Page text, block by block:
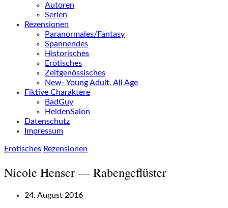
Autoren
Serien
Rezensionen
Paranormales/Fantasy
Spannendes
Historisches
Erotisches
Zeitgenössisches
New- Young Adult, All Age
Fiktive Charaktere
BadGuy
HeldenSalon
Datenschutz
Impressum
Erotisches Rezensionen
Nicole Henser — Rabengeflüster
24. August 2016